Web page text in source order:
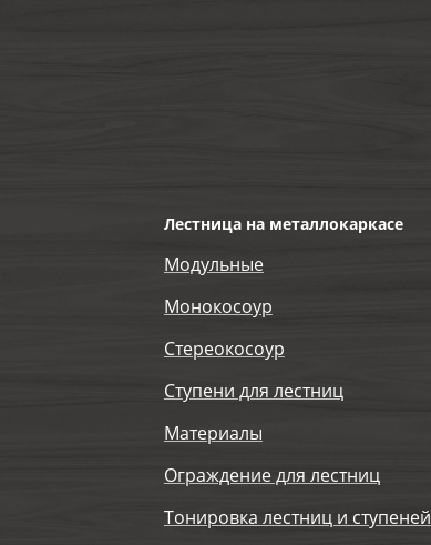
Лестница на металлокаркасе
Модульные
Монокосоур
Стереокосоур
Ступени для лестниц
Материалы
Ограждение для лестниц
Тонировка лестниц и ступеней